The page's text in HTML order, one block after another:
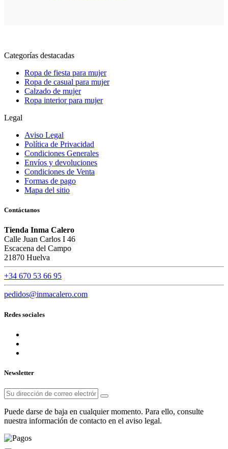
Categorías destacadas
Ropa de fiesta para mujer
Ropa de casual para mujer
Calzado de mujer
Ropa interior para mujer
Legal
Aviso Legal
Política de Privacidad
Condiciones Generales
Envíos y devoluciones
Condiciones de Venta
Formas de pago
Mapa del sitio
Contáctanos
Tienda Inma Calero
Calle Juan Carlos I 46
Escacena del Campo
21870 Huelva
+34 670 53 66 95
pedidos@inmacalero.com
Redes sociales
Newsletter
Puede darse de baja en cualquier momento. Para ello, consulte
nuestra información de contacto en el aviso legal.